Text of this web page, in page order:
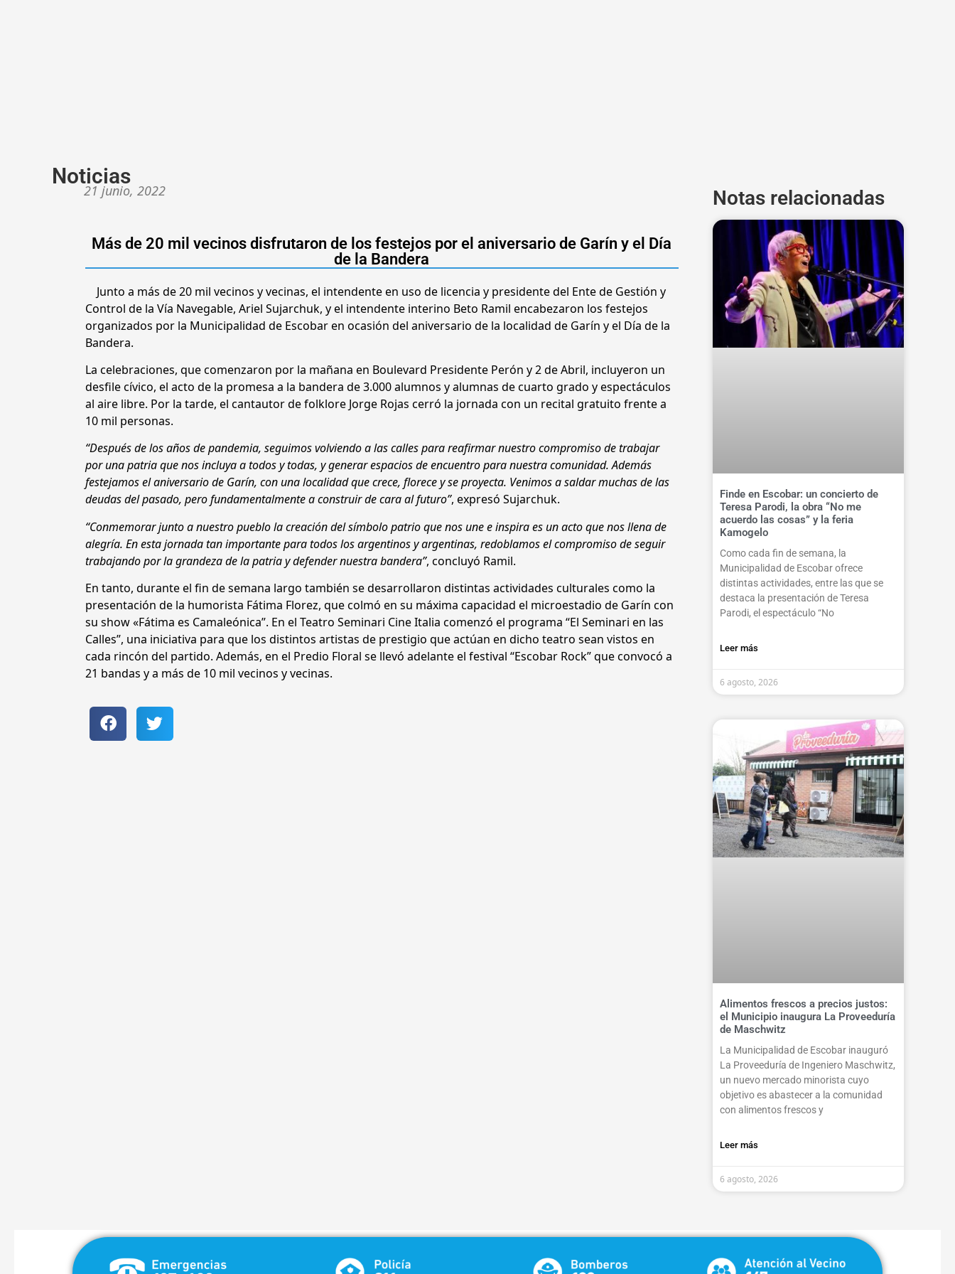
Noticias
21 junio, 2022
Más de 20 mil vecinos disfrutaron de los festejos por el aniversario de Garín y el Día
de la Bandera
Junto a más de 20 mil vecinos y vecinas, el intendente en uso de licencia y presidente del Ente de Gestión y
Control de la Vía Navegable, Ariel Sujarchuk, y el intendente interino Beto Ramil encabezaron los festejos
organizados por la Municipalidad de Escobar en ocasión del aniversario de la localidad de Garín y el Día de la
Bandera.
La celebraciones, que comenzaron por la mañana en Boulevard Presidente Perón y 2 de Abril, incluyeron un
desfile cívico, el acto de la promesa a la bandera de 3.000 alumnos y alumnas de cuarto grado y espectáculos
al aire libre. Por la tarde, el cantautor de folklore Jorge Rojas cerró la jornada con un recital gratuito frente a
10 mil personas.
“Después de los años de pandemia, seguimos volviendo a las calles para reafirmar nuestro compromiso de trabajar
por una patria que nos incluya a todos y todas, y generar espacios de encuentro para nuestra comunidad. Además
festejamos el aniversario de Garín, con una localidad que crece, florece y se proyecta. Venimos a saldar muchas de las
deudas del pasado, pero fundamentalmente a construir de cara al futuro”, expresó Sujarchuk.
“Conmemorar junto a nuestro pueblo la creación del símbolo patrio que nos une e inspira es un acto que nos llena de
alegría. En esta jornada tan importante para todos los argentinos y argentinas, redoblamos el compromiso de seguir
trabajando por la grandeza de la patria y defender nuestra bandera”, concluyó Ramil.
En tanto, durante el fin de semana largo también se desarrollaron distintas actividades culturales como la
presentación de la humorista Fátima Florez, que colmó en su máxima capacidad el microestadio de Garín con
su show «Fátima es Camaleónica”. En el Teatro Seminari Cine Italia comenzó el programa “El Seminari en las
Calles”, una iniciativa para que los distintos artistas de prestigio que actúan en dicho teatro sean vistos en
cada rincón del partido. Además, en el Predio Floral se llevó adelante el festival “Escobar Rock” que convocó a
21 bandas y a más de 10 mil vecinos y vecinas.
Notas relacionadas
Finde en Escobar: un concierto de
Teresa Parodi, la obra “No me
acuerdo las cosas” y la feria
Kamogelo
Como cada fin de semana, la
Municipalidad de Escobar ofrece
distintas actividades, entre las que se
destaca la presentación de Teresa
Parodi, el espectáculo “No
Leer más
6 agosto, 2026
Alimentos frescos a precios justos:
el Municipio inaugura La Proveeduría
de Maschwitz
La Municipalidad de Escobar inauguró
La Proveeduría de Ingeniero Maschwitz,
un nuevo mercado minorista cuyo
objetivo es abastecer a la comunidad
con alimentos frescos y
Leer más
6 agosto, 2026